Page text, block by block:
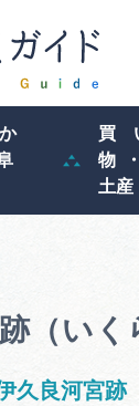
買
物
土産
（いく
良河宮跡